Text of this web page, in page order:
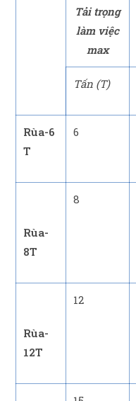
Tải trọng
làm việc
max
Tấn (T)
Rùa-6
T
6
Rùa-
8T
8
Rùa-
12T
12